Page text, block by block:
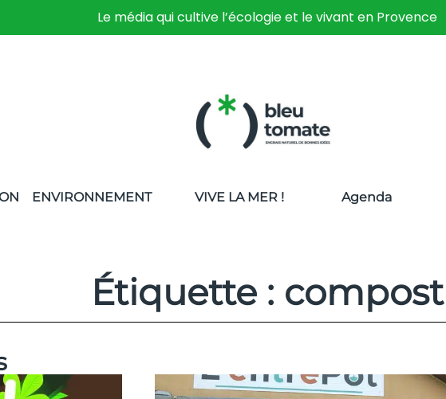
Le média qui cultive l’écologie et le vivant en Provence
ENVIRONNEMENT VIVE LA MER ! Agenda
Étiquette : compost